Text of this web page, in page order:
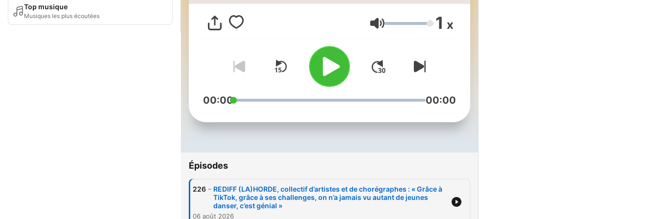
Top musique
Musiques les plus écoutées
Volume 1 x
00:00 00:00
Épisodes
226 - REDIFF (LA)HORDE, collectif d’artistes et de chorégraphes : « Grâce à
TikTok, grâce à ses challenges, on n’a jamais vu autant de jeunes
danser, c’est génial »
06 août 2026